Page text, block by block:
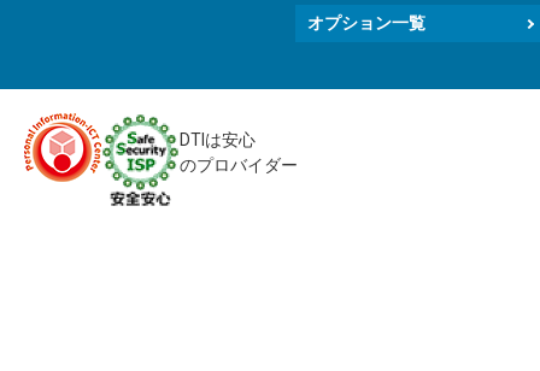
オプション一覧
DTIは安心
のプロバイダー